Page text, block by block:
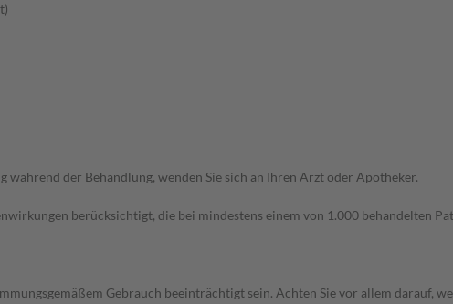
der Behandlung, wenden Sie sich an Ihren Arzt oder Apotheker.
berücksichtigt, die bei mindestens einem von 1.000 behandelten
Gebrauch beeinträchtigt sein. Achten Sie vor allem darauf,